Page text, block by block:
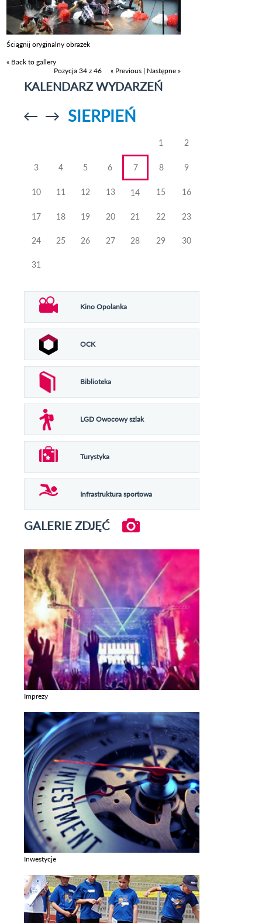
Ściągnij oryginalny obrazek
« Back to gallery
Pozycja 34 z 46
« Previous | Następne »
KALENDARZ WYDARZEŃ
Przejdź doPrzejdź do
SIERPIEŃ
1 2
3 4 5 6 7 8 9
10 11 12 13 14 15 16
17 18 19 20 21 22 23
24 25 26 27 28 29 30
31
Kino Opolanka
OCK
Biblioteka
LGD Owocowy szlak
Turystyka
Infrastruktura sportowa
GALERIE ZDJĘĆ
Imprezy
Inwestycje